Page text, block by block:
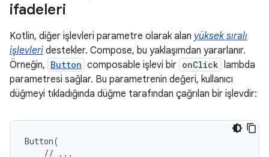
ifadeleri
Kotlin, diğer işlevleri parametre olarak alan yüksek sıralı
işlevleri destekler. Compose, bu yaklaşımdan yararlanır.
Örneğin, Button composable işlevi bir onClick lambda
parametresi sağlar. Bu parametrenin değeri, kullanıcı
düğmeyi tıkladığında düğme tarafından çağrılan bir işlevdir:
Button(
// ...